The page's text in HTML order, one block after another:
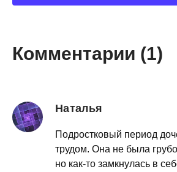
Комментарии (1)
Наталья
Подростковый период
трудом. Она не была
но как-то замкнулась в